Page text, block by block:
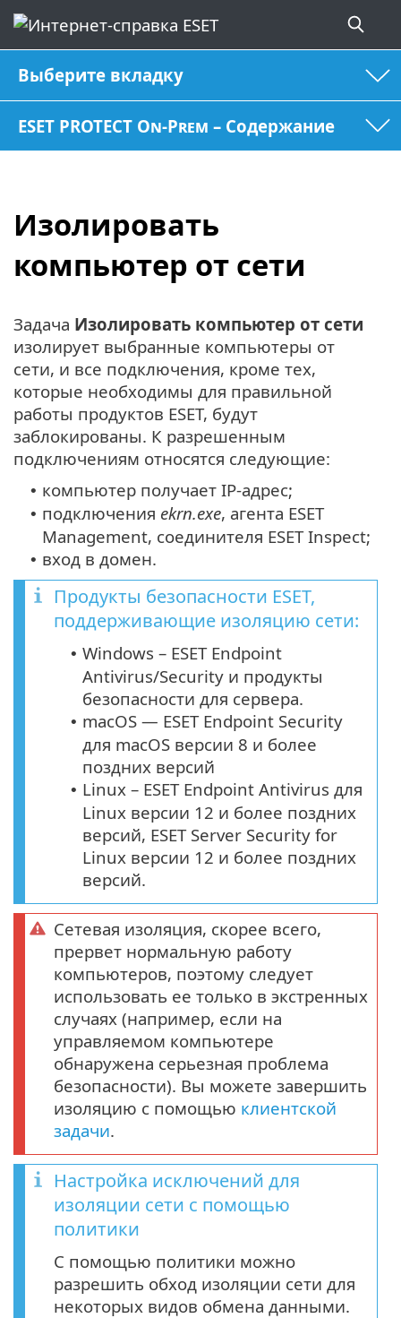
Выберите вкладку
ESET PROTECT On-Prem – Содержание
Изолировать
компьютер от сети
Задача Изолировать компьютер от сети
изолирует выбранные компьютеры от
сети, и все подключения, кроме тех,
которые необходимы для правильной
работы продуктов ESET, будут
заблокированы. К разрешенным
подключениям относятся следующие:
• компьютер получает IP-адрес;
• подключения ekrn.exe, агента ESET
Management, соединителя ESET Inspect;
• вход в домен.
Продукты безопасности ESET,
поддерживающие изоляцию сети:
• Windows – ESET Endpoint
Antivirus/Security и продукты
безопасности для сервера.
• macOS — ESET Endpoint Security
для macOS версии 8 и более
поздних версий
• Linux – ESET Endpoint Antivirus для
Linux версии 12 и более поздних
версий, ESET Server Security for
Linux версии 12 и более поздних
версий.
Сетевая изоляция, скорее всего,
прервет нормальную работу
компьютеров, поэтому следует
использовать ее только в экстренных
случаях (например, если на
управляемом компьютере
обнаружена серьезная проблема
безопасности). Вы можете завершить
изоляцию с помощью клиентской
задачи.
Настройка исключений для
изоляции сети с помощью
политики
С помощью политики можно
разрешить обход изоляции сети для
некоторых видов обмена данными.